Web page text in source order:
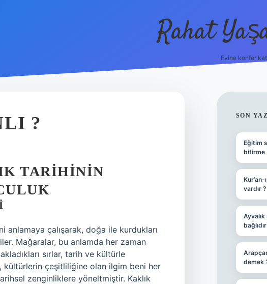
Rahat
Evine konfor
?
TARIHININ
anlamaya çalışarak, doğa ile kurdukları
Mağaralar, bu anlamda her zaman
sırlar, tarih ve kültürle
kültürlerin çeşitliliğine olan ilgim beni her
zenginliklere yöneltmiştir. Kaklık
SON
Eğitim
bitirme
Kur’an-
vardır ?
demek